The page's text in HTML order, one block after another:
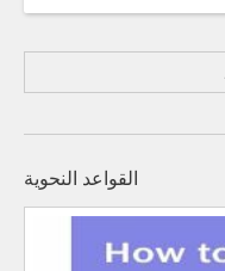
القواعد النحوية